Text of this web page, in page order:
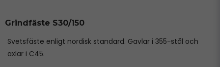
Grindfäste S30/150
Svetsfäste enligt nordisk standard. Gavlar i 355-stål och
axlar i C45.